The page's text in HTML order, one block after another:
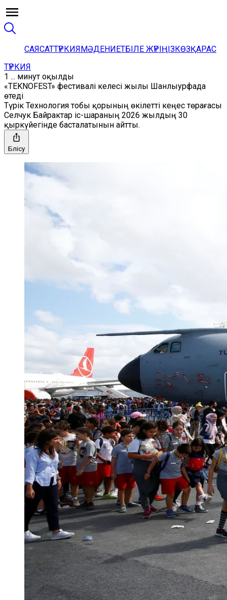
САЯСАТТҮРКИЯМӘДЕНИЕТБІЛЕ ЖҮРІҢІЗКӨЗҚАРАС
ТҮРКИЯ
1 ... минут оқылды
«TEKNOFEST» фестивалі келесі жылы Шанлыурфада
өтеді
Түрік Технология тобы қорының өкілетті кеңес төрағасы
Селчук Байрактар ​​​​іс-шараның 2026 жылдың 30
қыркүйегінде басталатынын айтты.
Бөлісу